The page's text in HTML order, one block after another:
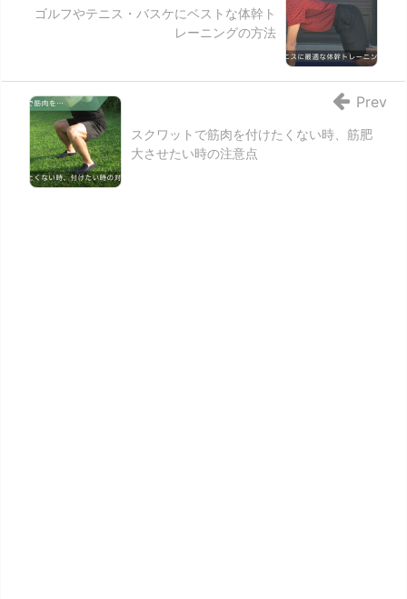
ゴルフやテニス・バスケにベストな体幹ト
レーニングの方法
スクワットで筋肉を付けたくない時、筋肥
大させたい時の注意点
Prev